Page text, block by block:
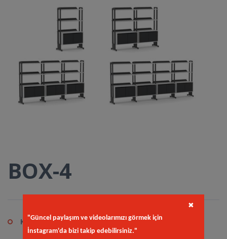
BOX-4
Kodkay.sit
"Güncel paylaşım ve videolarımızı görmek için
İnstagram'da bizi takip edebilirsiniz."
✖